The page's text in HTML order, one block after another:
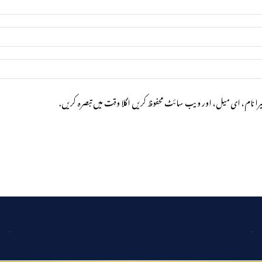
نام، ای میل، اور ویب سائٹ محفوظ کریں اگلا وقت میں تبصرہ کریں.